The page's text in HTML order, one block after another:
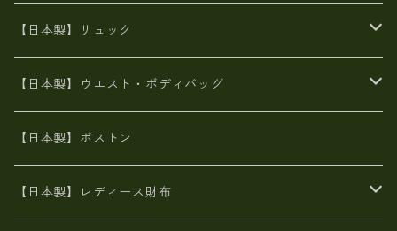
牛革製品リュック
8号帆布
豊岡製
ヌメ革バッグ
Ａ3サイズ
オイルレザー
エナメル
がま口
リネン
漂流ロープバッグ
6号蝋引き帆布
火山灰染めバッグ
8号帆布
財布ポシェット
牛革
オイルレザー
【日本製】リュック
帆布
豊岡
豊岡製
牛革
日本製
【日本製】ウエスト・ボディバッグ
帆布
【日本製】ボストン
【日本製】レディース財布